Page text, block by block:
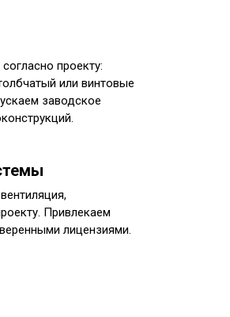
проекту:
или винтовые
заводское
Привлекаем
лицензиями.